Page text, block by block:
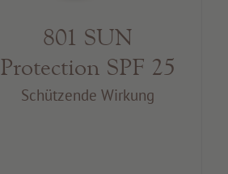
801 SUN
Protection SPF 25
Schützende Wirkung